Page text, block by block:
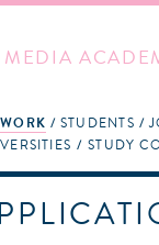
STUDY
STUDENTS